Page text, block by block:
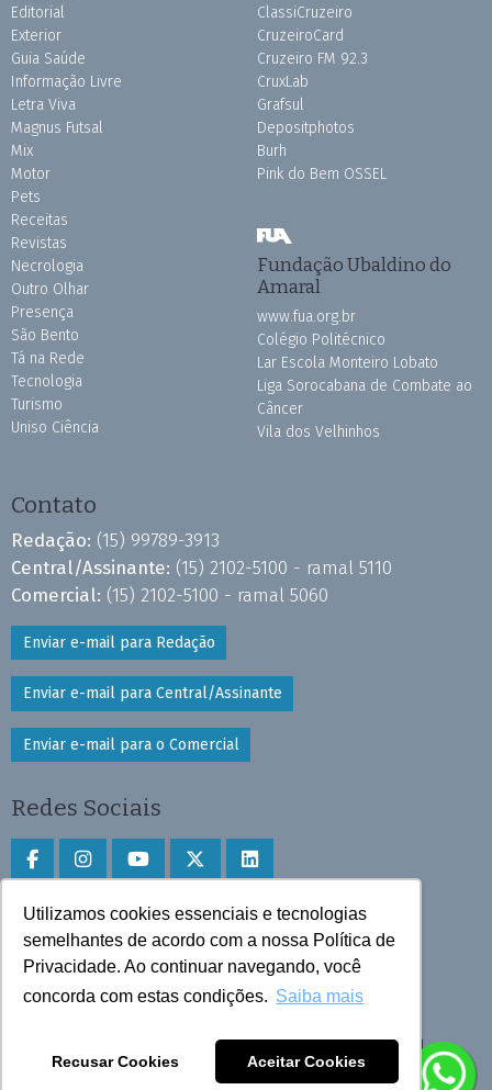
Utilizamos cookies essenciais e tecnologias
semelhantes de acordo com a nossa Política de
Privacidade. Ao continuar navegando, você
concorda com estas condições. Saiba mais
Recusar Cookies Aceitar Cookies
Editorial
Exterior
Guia Saúde
Informação Livre
Letra Viva
Magnus Futsal
Mix
Motor
Pets
Receitas
Revistas
Necrologia
Outro Olhar
Presença
São Bento
Tá na Rede
Tecnologia
Turismo
Uniso Ciência
ClassiCruzeiro
CruzeiroCard
Cruzeiro FM 92.3
CruxLab
Grafsul
Depositphotos
Burh
Pink do Bem OSSEL
Fundação Ubaldino do
Amaral
www.fua.org.br
Colégio Politécnico
Lar Escola Monteiro Lobato
Liga Sorocabana de Combate ao
Câncer
Vila dos Velhinhos
Contato
Redação: (15) 99789-3913
Central/Assinante: (15) 2102-5100 - ramal 5110
Comercial: (15) 2102-5100 - ramal 5060
Enviar e-mail para Redação
Enviar e-mail para Central/Assinante
Enviar e-mail para o Comercial
Redes Sociais
Faça download do aplicativo
Play Store e App Store
Todos os direitos reservados © 2025 Cruzeiro do Sul